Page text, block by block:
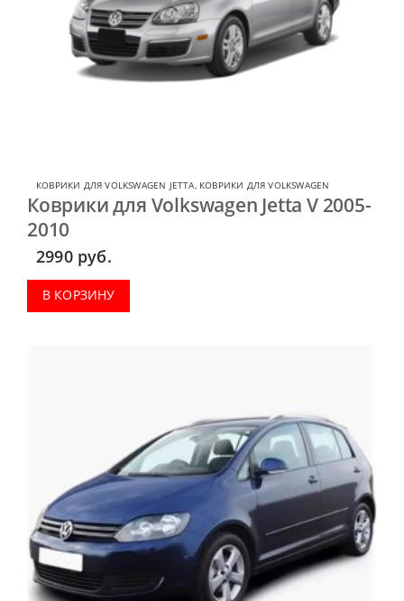
КОВРИКИ ДЛЯ VOLKSWAGEN JETTA, КОВРИКИ ДЛЯ VOLKSWAGEN
Коврики для Volkswagen Jetta V 2005-
2010
2990 руб.
В КОРЗИНУ